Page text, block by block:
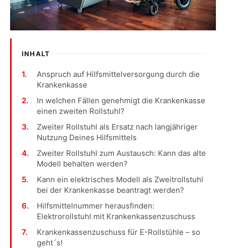
INHALT
Anspruch auf Hilfsmittelversorgung durch die
Krankenkasse
In welchen Fällen genehmigt die Krankenkasse
einen zweiten Rollstuhl?
Zweiter Rollstuhl als Ersatz nach langjähriger
Nutzung Deines Hilfsmittels
Zweiter Rollstuhl zum Austausch: Kann das alte
Modell behalten werden?
Kann ein elektrisches Modell als Zweitrollstuhl
bei der Krankenkasse beantragt werden?
Hilfsmittelnummer herausfinden:
Elektrorollstuhl mit Krankenkassenzuschuss
Krankenkassenzuschuss für E-Rollstühle – so
geht´s!